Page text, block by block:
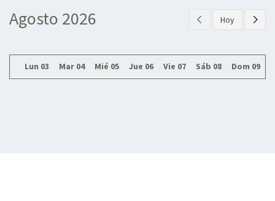
Agosto 2026 Hoy
Lun 03 Mar 04 Mié 05 Jue 06 Vie 07 Sáb 08 Dom 09